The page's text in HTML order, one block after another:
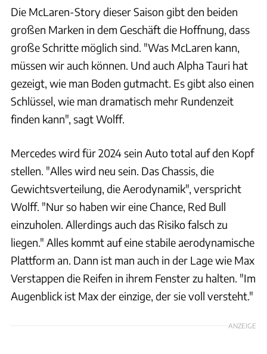
Die McLaren-Story dieser Saison gibt den beiden
großen Marken in dem Geschäft die Hoffnung, dass
große Schritte möglich sind. "Was McLaren kann,
müssen wir auch können. Und auch Alpha Tauri hat
gezeigt, wie man Boden gutmacht. Es gibt also einen
Schlüssel, wie man dramatisch mehr Rundenzeit
finden kann", sagt Wolff.
Mercedes wird für 2024 sein Auto total auf den Kopf
stellen. "Alles wird neu sein. Das Chassis, die
Gewichtsverteilung, die Aerodynamik", verspricht
Wolff. "Nur so haben wir eine Chance, Red Bull
einzuholen. Allerdings auch das Risiko falsch zu
liegen." Alles kommt auf eine stabile aerodynamische
Plattform an. Dann ist man auch in der Lage wie Max
Verstappen die Reifen in ihrem Fenster zu halten. "Im
Augenblick ist Max der einzige, der sie voll versteht."
ANZEIGE